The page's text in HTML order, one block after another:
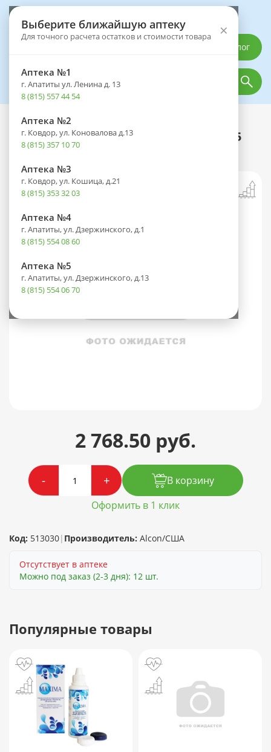
Выберите ближайшую аптеку
Для точного расчета остатков и стоимости товара ×
Аптека №1
г. Апатиты ул. Ленина д. 13
8 (815) 557 44 54
Аптека №2
г. Ковдор, ул. Коновалова д.13
8 (815) 357 10 70
Аптека №3
г. Ковдор, ул. Кошица, д.21
8 (815) 353 32 03
Аптека №4
г. Апатиты, ул. Дзержинского, д.1
8 (815) 554 08 60
Аптека №5
г. Апатиты, ул. Дзержинского, д.13
8 (815) 554 06 70
Каталог
Каталог Оптика
Линзы DAILIES TOTAL 1 (1 день) BC 8.5
контактные корриг. (-2,25) №30
2 768.50 руб.
- +
В корзину
Оформить в 1 клик
Код: 513030| Производитель: Alcon/США
Отсутствует в аптеке
Можно под заказ (2-3 дня): 12 шт.
Популярные товары